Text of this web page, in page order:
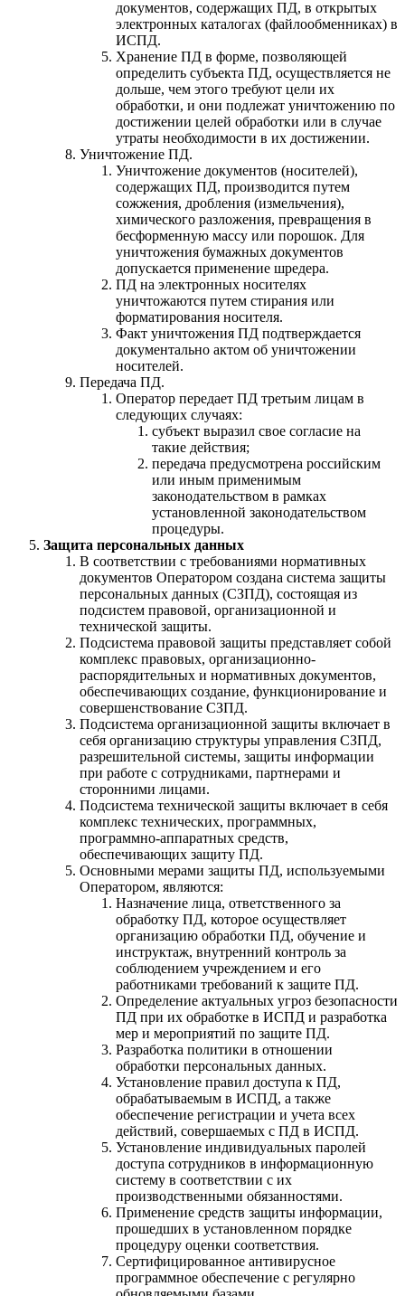
документов, содержащих ПД, в открытых
электронных каталогах (файлообменниках) в
ИСПД.
Хранение ПД в форме, позволяющей
определить субъекта ПД, осуществляется не
дольше, чем этого требуют цели их
обработки, и они подлежат уничтожению по
достижении целей обработки или в случае
утраты необходимости в их достижении.
Уничтожение ПД.
Уничтожение документов (носителей),
содержащих ПД, производится путем
сожжения, дробления (измельчения),
химического разложения, превращения в
бесформенную массу или порошок. Для
уничтожения бумажных документов
допускается применение шредера.
ПД на электронных носителях
уничтожаются путем стирания или
форматирования носителя.
Факт уничтожения ПД подтверждается
документально актом об уничтожении
носителей.
Передача ПД.
Оператор передает ПД третьим лицам в
следующих случаях:
субъект выразил свое согласие на
такие действия;
передача предусмотрена российским
или иным применимым
законодательством в рамках
установленной законодательством
процедуры.
Защита персональных данных
В соответствии с требованиями нормативных
документов Оператором создана система защиты
персональных данных (СЗПД), состоящая из
подсистем правовой, организационной и
технической защиты.
Подсистема правовой защиты представляет собой
комплекс правовых, организационно-
распорядительных и нормативных документов,
обеспечивающих создание, функционирование и
совершенствование СЗПД.
Подсистема организационной защиты включает в
себя организацию структуры управления СЗПД,
разрешительной системы, защиты информации
при работе с сотрудниками, партнерами и
сторонними лицами.
Подсистема технической защиты включает в себя
комплекс технических, программных,
программно-аппаратных средств,
обеспечивающих защиту ПД.
Основными мерами защиты ПД, используемыми
Оператором, являются:
Назначение лица, ответственного за
обработку ПД, которое осуществляет
организацию обработки ПД, обучение и
инструктаж, внутренний контроль за
соблюдением учреждением и его
работниками требований к защите ПД.
Определение актуальных угроз безопасности
ПД при их обработке в ИСПД и разработка
мер и мероприятий по защите ПД.
Разработка политики в отношении
обработки персональных данных.
Установление правил доступа к ПД,
обрабатываемым в ИСПД, а также
обеспечение регистрации и учета всех
действий, совершаемых с ПД в ИСПД.
Установление индивидуальных паролей
доступа сотрудников в информационную
систему в соответствии с их
производственными обязанностями.
Применение средств защиты информации,
прошедших в установленном порядке
процедуру оценки соответствия.
Сертифицированное антивирусное
программное обеспечение с регулярно